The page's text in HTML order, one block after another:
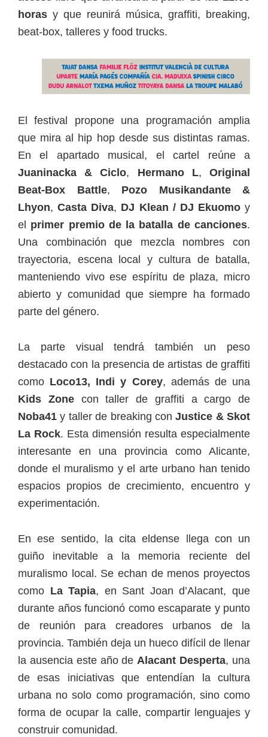
horas y que reunirá música, graffiti, breaking,
beat-box, talleres y food trucks.
El festival propone una programación amplia
que mira al hip hop desde sus distintas ramas.
En el apartado musical, el cartel reúne a
Juaninacka & Ciclo, Hermano L,Original
Beat-Box Battle, Pozo Musikandante &
Lhyon,Casta Diva, DJ Klean / DJ Ekuomoy
el primer premio de la batalla de canciones.
Una combinación que mezcla nombres con
trayectoria, escena local y cultura de batalla,
manteniendo vivo ese espíritu de plaza, micro
abierto y comunidad que siempre ha formado
parte del género.
La parte visual tendrá también un peso
destacado con la presencia de artistas de graffiti
como Loco13, Indi y Corey, además de una
Kids Zonecon taller de graffiti a cargo de
Noba41 y taller de breaking conJustice & Skot
La Rock. Esta dimensión resulta especialmente
interesante en una provincia como Alicante,
donde el muralismo y el arte urbano han tenido
espacios propios de crecimiento, encuentro y
experimentación.
En ese sentido, la cita eldense llega con un
guiño inevitable a la memoria reciente del
muralismo local. Se echan de menos proyectos
como La Tapia, en Sant Joan d’Alacant, que
durante años funcionó como escaparate y punto
de reunión para creadores urbanos de la
provincia. También deja un hueco difícil de llenar
la ausencia este año de Alacant Desperta, una
de esas iniciativas que entendían la cultura
urbana no solo como programación, sino como
forma de ocupar la calle, compartir lenguajes y
construir comunidad.